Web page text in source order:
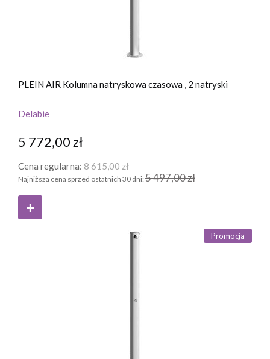
PLEIN AIR Kolumna natryskowa czasowa , 2 natryski
Delabie
5 772,00 zł
Cena regularna: 8 615,00 zł
Najniższa cena sprzed ostatnich 30 dni: 5 497,00 zł
Promocja